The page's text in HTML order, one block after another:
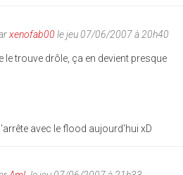
xenofab00 le jeu 07/06/2007 à 20h40
le trouve drôle, ça en devient presque
avec le flood aujourd'hui xD